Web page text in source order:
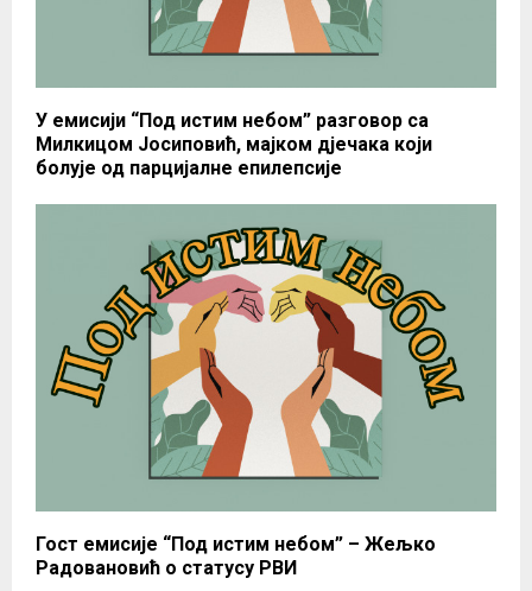
У емисији “Под истим небом” разговор са
Милкицом Јосиповић, мајком дјечака који
болује од парцијалне епилепсије
Гост емисије “Под истим небом” – Жељко
Радовановић о статусу РВИ